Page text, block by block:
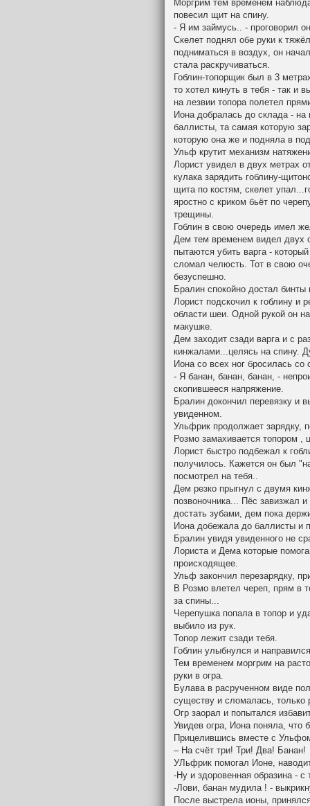
Моргрим тем временем
повесил щит на спину.
- Я им займусь.. - проговорил
Скелет поднял обе руки к
подниматься в воздух, он
стала раскручиваться.
Гоблин-топорщик был в 3
то хотел кинуть в тебя - так и
на лезвии топора полетел
Иона добралась до склада -
баллисты, та самая которую
которую она же и подняла в
Ульф крутит механизм
Лорист увидел в двух метрах
кулака зарядить гоблину-
щита по костям, скелет
яростно с криком бьёт по
трещины.
Гоблин в свою очередь имел
Дем тем временем видел двух
пытаются убить варга -
сломал челюсть. Тот в свою
безуспешно.
Бралин спокойно достал бинты
Лорист подскочил к гоблину и
области шеи. Одной рукой он
макушке.
Дем заходит сзади варга и с
кинжалами...целясь на спину.
Иона со всех ног бросилась со
- Я банан, банан, банан, -
скопившееся напряжение.
Бралин докончил перевязку и
увиденном.
Ульфрик продолжает зарядку,
Розмо замахивается топором ,
Лорист быстро подбежал к
получилось. Кажется он был
посмотрел на тебя..
Дем резко прыгнул с двумя
позвоночника... Пёс завизжал
достать зубами, дем пока
Иона добежала до баллисты и
Бралин увидя увиденного не
Лориста и Дема которые
происходящее.
Ульф закончил перезарядку,
В Розмо влетел череп, прям в
за спины...
Черепушка попала в топор и
выбило из рук.
Топор лежит сзади тебя.
Гоблин улыбнулся и
Тем временем моргрим на
руки в огра.
Булава в расрученном виде
существу и сломалась, только
Огр заорал и попытался
Увидев огра, Иона поняла, что
Прицелившись вместе с
– На счёт три! Три! Два! Банан!
УЛьфрик помогал Ионе,
-Ну и здоровенная образина - с
-Лови, банан мудила ! -
После выстрела ионы,